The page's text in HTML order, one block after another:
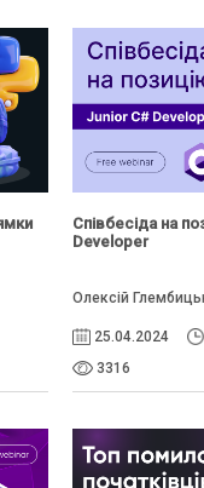
Співбесіда на
Developer
Олексій
25.04.2024
3316